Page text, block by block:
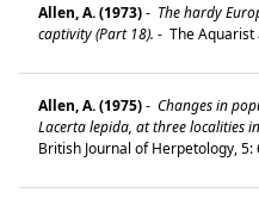
Allen, A. (1973)- The hardy
captivity (Part 18). - The Aquarist
Allen, A. (1975)- Changes in
Lacerta lepida, at three localities
British Journal of Herpetology, 5: